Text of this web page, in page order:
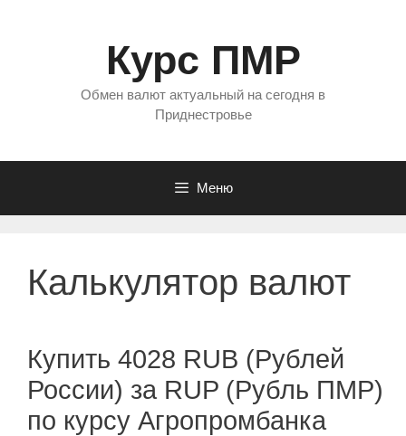
Курс ПМР
Обмен валют актуальный на сегодня в
Приднестровье
Меню
Калькулятор валют
Купить 4028 RUB (Рублей
России) за RUP (Рубль ПМР)
по курсу Агропромбанка